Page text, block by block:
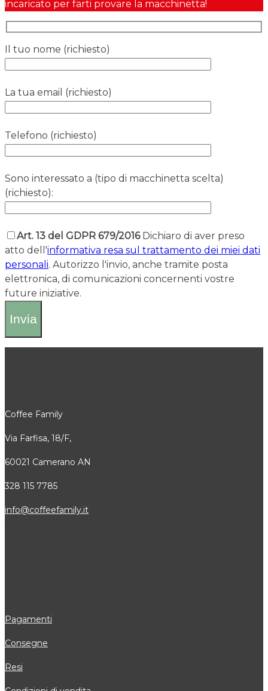
incaricato per farti provare la macchinetta!
Il tuo nome (richiesto)
La tua email (richiesto)
Telefono (richiesto)
Sono interessato a (tipo di macchinetta scelta)
(richiesto):
Art. 13 del GDPR 679/2016 Dichiaro di aver preso
atto dell'informativa resa sul trattamento dei miei dati
personali. Autorizzo l'invio, anche tramite posta
elettronica, di comunicazioni concernenti vostre
future iniziative.
Coffee Family
Via Farfisa, 18/F,
60021 Camerano AN
328 115 7785
info@coffeefamily.it
Pagamenti
Consegne
Resi